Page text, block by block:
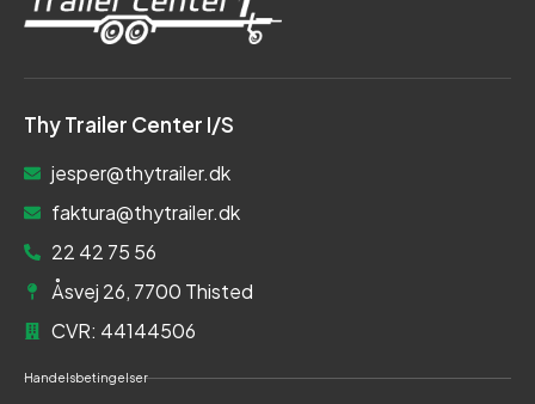
Thy Trailer Center I/S
jesper@thytrailer.dk
faktura@thytrailer.dk
22 42 75 56
Åsvej 26, 7700 Thisted
CVR: 44144506
Handelsbetingelser